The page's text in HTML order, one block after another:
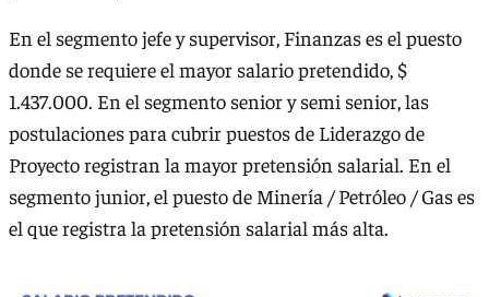
En el segmento jefe y supervisor, Finanzas es el puesto
donde se requiere el mayor salario pretendido, $
1.437.000. En el segmento senior y semi senior, las
postulaciones para cubrir puestos de Liderazgo de
Proyecto registran la mayor pretensión salarial. En el
segmento junior, el puesto de Minería / Petróleo / Gas es
el que registra la pretensión salarial más alta.